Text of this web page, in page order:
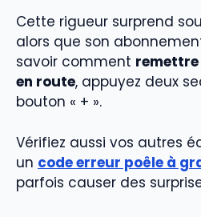
Cette rigueur surprend
alors que son
savoir comment
en route, appuyez deux
bouton « + ».
Vérifiez aussi vos autres
un code erreur poêle à
parfois causer des